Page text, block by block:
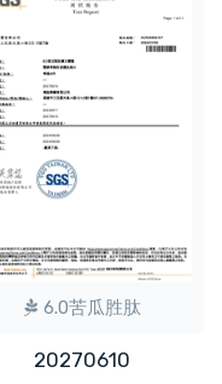
6.0苦瓜胜肽
20270610